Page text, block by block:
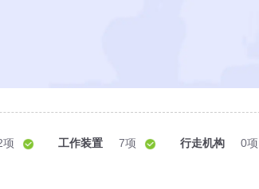
项 工作装置 7项 行走机构 0项